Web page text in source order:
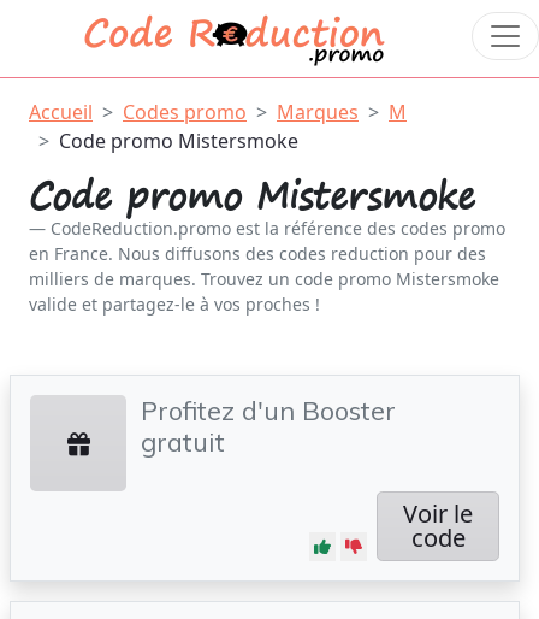
Accueil Codes promo Marques
M
Code promo Mistersmoke
Code promo Mistersmoke
CodeReduction.promo est la référence des codes promo
en France. Nous diffusons des codes reduction pour des
milliers de marques. Trouvez un code promo Mistersmoke
valide et partagez-le à vos proches !
Profitez d'un Booster
gratuit
Voir le
code